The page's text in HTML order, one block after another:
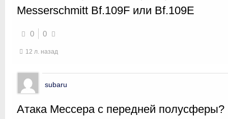
Messerschmitt Bf.109F или Bf.109E
0 0
12 л. назад
subaru
Атака Мессера с передней